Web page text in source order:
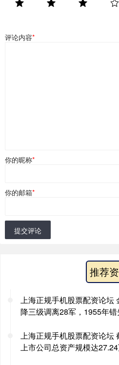
评论内容*
你的昵称*
你的邮箱*
提交评论
推荐
上海正规手机股票配资论坛
降三级调离28军，1955年
上海正规手机股票配资论坛
上市公司总资产规模达